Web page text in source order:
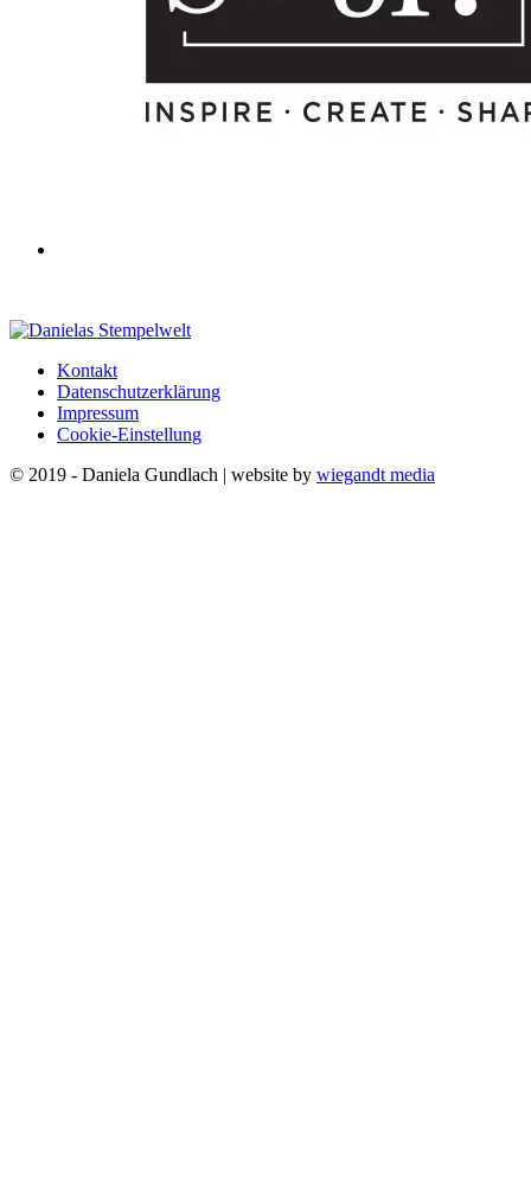
Kontakt
Datenschutzerklärung
Impressum
Cookie-Einstellung
© 2019 - Daniela Gundlach | website by wiegandt media